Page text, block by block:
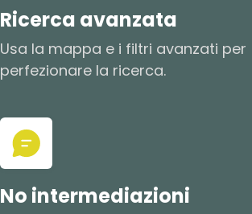
Ricerca avanzata
Usa la mappa e i filtri avanzati per
perfezionare la ricerca.
No intermediazioni